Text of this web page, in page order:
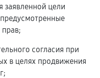
заявленной цели
согласия при
в целях продвижения